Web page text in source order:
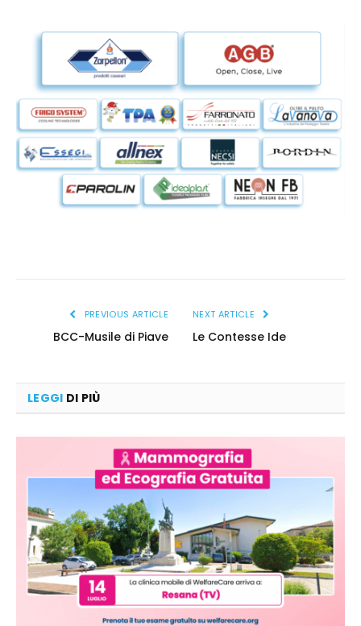
PREVIOUS ARTICLE
BCC-Musile di Piave
NEXT ARTICLE
Le Contesse Ide
LEGGI DI PIÙ